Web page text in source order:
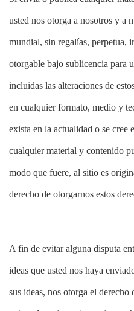
usted nos otorga a nosotros y a
mundial, sin regalías, perpetua,
otorgable bajo sublicencia para
incluidas las alteraciones de
en cualquier formato, medio y
exista en la actualidad o se cree
cualquier material y contenido
modo que fuere, al sitio es
derecho de otorgarnos estos
A fin de evitar alguna disputa
ideas que usted nos haya
sus ideas, nos otorga el